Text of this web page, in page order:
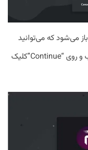
4. با این کار لیستی از سرورهای Discord باز می‌شود که می‌توانید
یک روبات اضافه کنید. سرور خود را انتخاب و روی “Continue”کلیک